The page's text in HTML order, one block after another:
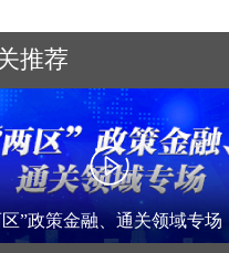
推荐
区”政策金融、通关领域专场